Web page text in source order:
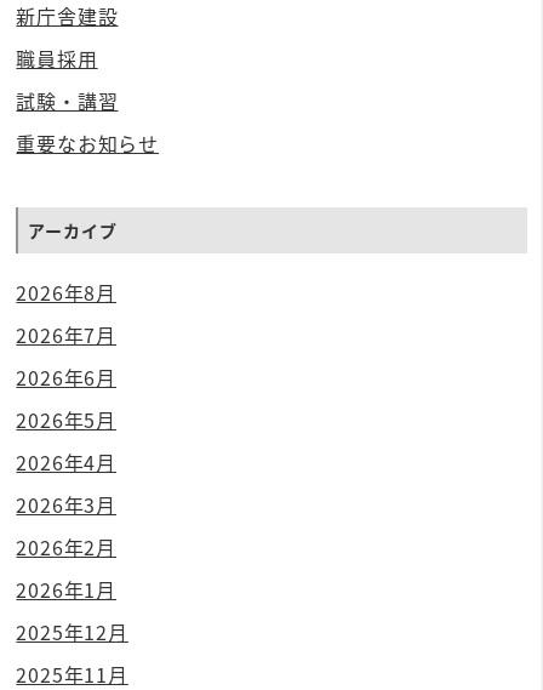
新庁舎建設
職員採用
試験・講習
重要なお知らせ
アーカイブ
2026年8月
2026年7月
2026年6月
2026年5月
2026年4月
2026年3月
2026年2月
2026年1月
2025年12月
2025年11月